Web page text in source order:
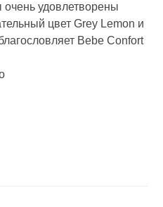
удовлетворены
цвет Grey Lemon и
Bebe Confort